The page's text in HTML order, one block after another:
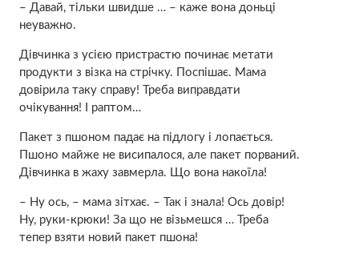
– Давай, тільки швидше … – каже вона доньці
неуважно.
Дівчинка з усією пристpастю починає метати
продукти з візка на стрічку. Поспішає. Мама
довірила таку справу! Треба виправдати
очікування! І раптом…
Пакет з пшоном падає на підлогу і лопається.
Пшоно майже не висипалося, але пакет порваний.
Дівчинка в жaху завмеpла. Що вона накоїла!
– Ну ось, – мама зітхає. – Так і знала! Ось довір!
Ну, руки-крюки! За що не візьмешся … Треба
тепер взяти новий пакет пшона!